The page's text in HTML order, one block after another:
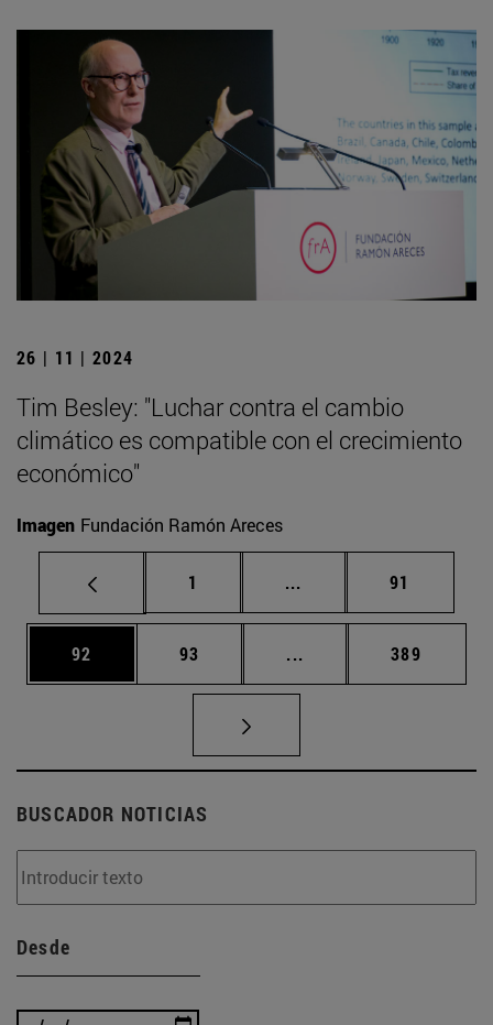
26 | 11 | 2024
Tim Besley: "Luchar contra el cambio
climático es compatible con el crecimiento
económico"
Imagen Fundación Ramón Areces
Página
1 ... Páginas intermedias
Página
91
Página
92 Página
93 ... Páginas intermedias
Página
389
BUSCADOR NOTICIAS
Desde